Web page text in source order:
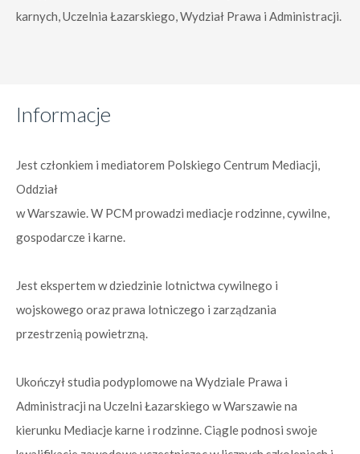
karnych, Uczelnia Łazarskiego, Wydział Prawa i Administracji.
Informacje
Jest członkiem i mediatorem Polskiego Centrum Mediacji,
Oddział
w Warszawie. W PCM prowadzi mediacje rodzinne, cywilne,
gospodarcze i karne.
Jest ekspertem w dziedzinie lotnictwa cywilnego i
wojskowego oraz prawa lotniczego i zarządzania
przestrzenią powietrzną.
Ukończył studia podyplomowe na Wydziale Prawa i
Administracji na Uczelni Łazarskiego w Warszawie na
kierunku Mediacje karne i rodzinne. Ciągle podnosi swoje